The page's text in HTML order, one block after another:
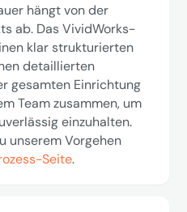
hängt von der
ab. Das VividWorks-
klar strukturierten
detaillierten
gesamten Einrichtung
Team zusammen, um
einzuhalten.
unserem Vorgehen
Seite.